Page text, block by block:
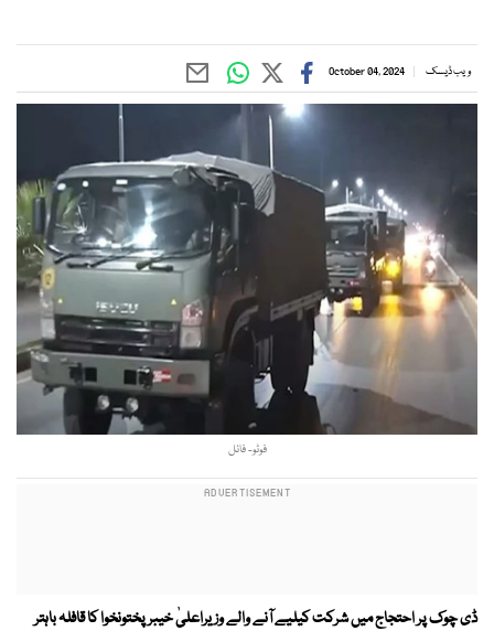
ویب ڈیسک October 04, 2024
فوٹو- فائل
ڈی چوک پر احتجاج میں شرکت کیلیے آنے والے وزیراعلیٰ خیبرپختونخوا کا قافلہ باہتر